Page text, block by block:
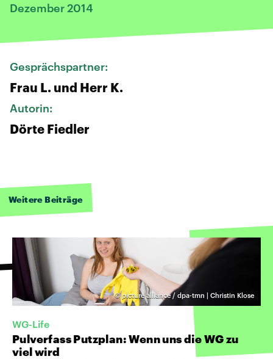
Dezember 2014
Gesprächspartner:
Frau L. und Herr K.
Autorin:
Dörte Fiedler
Weitere Beiträge
©picture alliance / dpa-tmn | Christin Klose
WG-Life
Pulverfass Putzplan: Wenn uns die WG zu
viel wird